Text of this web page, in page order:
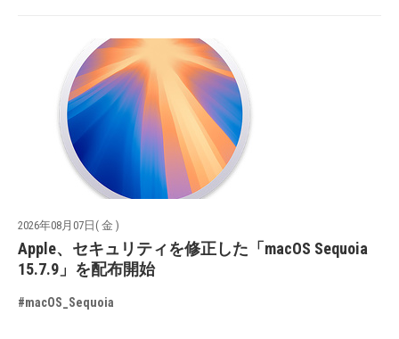
2026年08月07日( 金 )
Apple、セキュリティを修正した「macOS Sequoia
15.7.9」を配布開始
#macOS_Sequoia